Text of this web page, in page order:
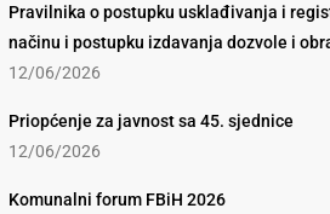
Pravilnika o postupku usklađivanja i
načinu i postupku izdavanja dozvole i
12/06/2026
Priopćenje za javnost sa 45. sjednice
12/06/2026
Komunalni forum FBiH 2026